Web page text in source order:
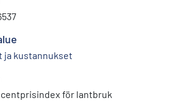
ja kustannukset
för lantbruk